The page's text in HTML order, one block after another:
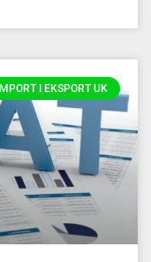
IMPORT I EKSPORT UK